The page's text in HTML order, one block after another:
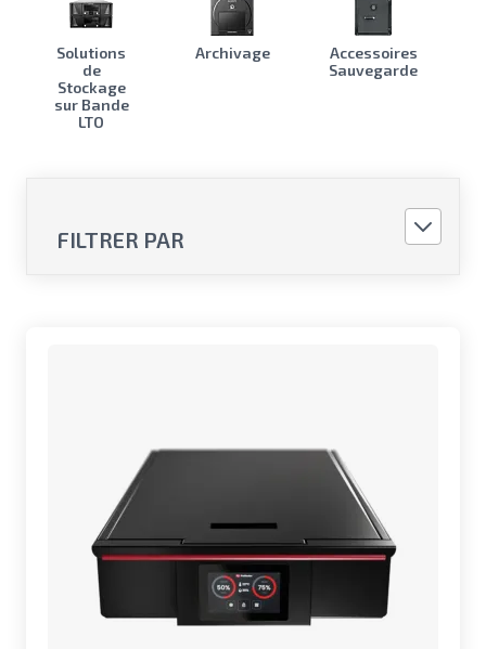
Solutions
de
Stockage
sur Bande
LTO
Archivage
Accessoires
Sauvegarde
FILTRER PAR